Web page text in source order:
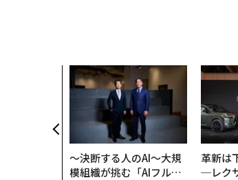
〜決断する人のAI〜大規
模組織が挑む「AIフル実
革新は
─レク